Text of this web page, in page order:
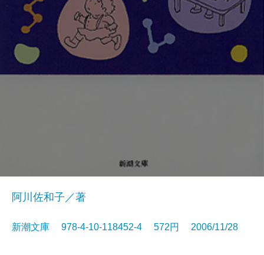
阿川佐和子／著
新潮文庫 978-4-10-118452-4 572円 2006/11/28